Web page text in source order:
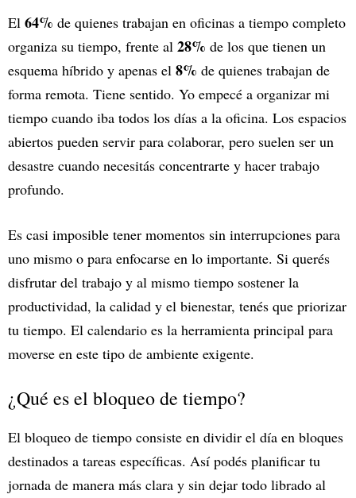
El 64% de quienes trabajan en oficinas a tiempo completo
organiza su tiempo, frente al 28% de los que tienen un
esquema híbrido y apenas el 8% de quienes trabajan de
forma remota. Tiene sentido. Yo empecé a organizar mi
tiempo cuando iba todos los días a la oficina. Los espacios
abiertos pueden servir para colaborar, pero suelen ser un
desastre cuando necesitás concentrarte y hacer trabajo
profundo.
Es casi imposible tener momentos sin interrupciones para
uno mismo o para enfocarse en lo importante. Si querés
disfrutar del trabajo y al mismo tiempo sostener la
productividad, la calidad y el bienestar, tenés que priorizar
tu tiempo. El calendario es la herramienta principal para
moverse en este tipo de ambiente exigente.
¿Qué es el bloqueo de tiempo?
El bloqueo de tiempo consiste en dividir el día en bloques
destinados a tareas específicas. Así podés planificar tu
jornada de manera más clara y sin dejar todo librado al